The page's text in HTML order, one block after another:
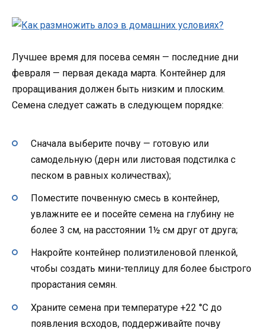
Лучшее время для посева семян — последние дни
февраля — первая декада марта. Контейнер для
проращивания должен быть низким и плоским.
Семена следует сажать в следующем порядке:
Сначала выберите почву — готовую или
самодельную (дерн или листовая подстилка с
песком в равных количествах);
Поместите почвенную смесь в контейнер,
увлажните ее и посейте семена на глубину не
более 3 см, на расстоянии 1½ см друг от друга;
Накройте контейнер полиэтиленовой пленкой,
чтобы создать мини-теплицу для более быстрого
прорастания семян.
Храните семена при температуре +22 °C до
появления всходов, поддерживайте почву